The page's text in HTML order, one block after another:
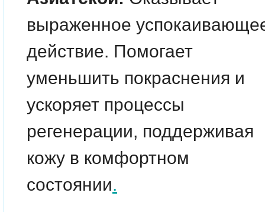
выраженное
действие. Помогает
уменьшить покраснения и
ускоряет процессы
регенерации, поддерживая
кожу в комфортном
состоянии.